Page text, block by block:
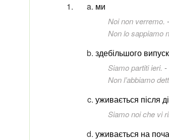
ми
Noi non verremo. -
Non lo sappiamo
здебільшого
Siamo partiti ieri. -
Non l’abbiamo
уживається після
Siamo noi che vi
уживається на